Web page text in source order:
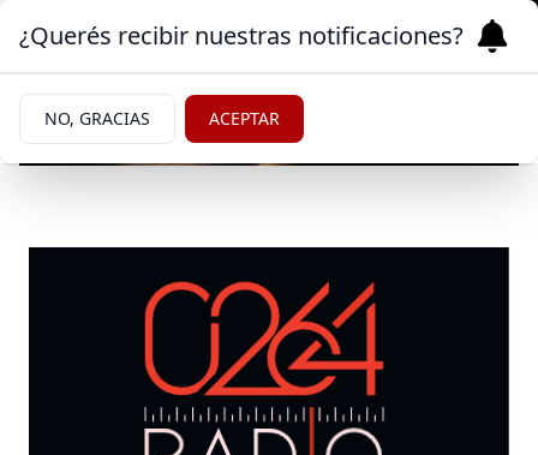
¿Querés recibir nuestras notificaciones?
NO, GRACIAS ACEPTAR